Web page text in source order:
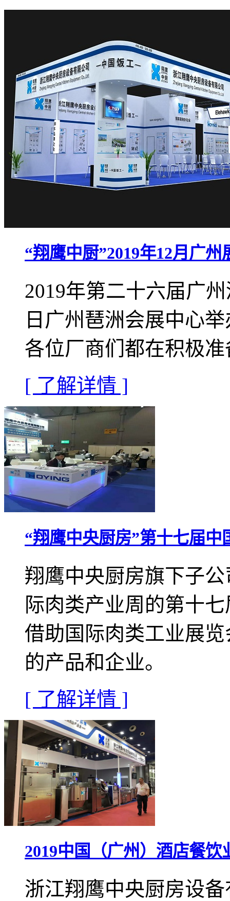
“翔鹰中厨”2019年12月广州
2019年第二十六届广
日广州琶洲会展中心
各位厂商们都在积极
[ 了解详情 ]
“翔鹰中央厨房”第十七届
翔鹰中央厨房旗下子
际肉类产业周的第十
借助国际肉类工业展
的产品和企业。
[ 了解详情 ]
2019中国（广州）酒店餐饮
浙江翔鹰中央厨房设